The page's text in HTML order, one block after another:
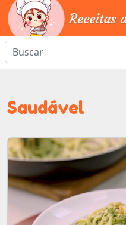
Saudável